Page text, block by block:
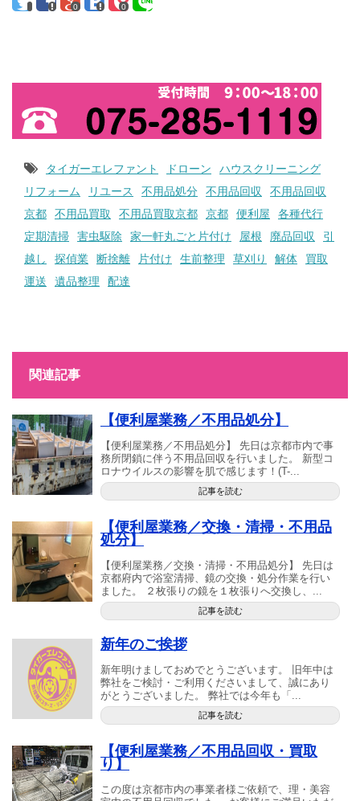
0 0
タイガーエレファント ドローン
ハウスクリーニング
リフォーム
リユース 不用品処分 不用品回収
不用品回収
京都
不用品買取 不用品買取京都 京都 便利屋
各種代行
定期清掃
害虫駆除 家一軒丸ごと片付け 屋根 廃品回収
引
越し
探偵業 断捨離 片付け 生前整理 草刈り 解体
買取
運送
遺品整理 配達
関連記事
【便利屋業務／不用品処分】
【便利屋業務／不用品処分】 先日は京都市内で事
務所閉鎖に伴う不用品回収を行いました。 新型コ
ロナウイルスの影響を肌で感じます！(T-...
記事を読む
【便利屋業務／交換・清掃・不用品
処分】
【便利屋業務／交換・清掃・不用品処分】 先日は
京都府内で浴室清掃、鏡の交換・処分作業を行い
ました。 ２枚張りの鏡を１枚張りへ交換し、...
記事を読む
新年のご挨拶
新年明けましておめでとうございます。 旧年中は
弊社をご検討・ご利用くださいまして、誠にあり
がとうございました。 弊社では今年も「...
記事を読む
【便利屋業務／不用品回収・買取
り】
この度は京都市内の事業者様ご依頼で、理・美容